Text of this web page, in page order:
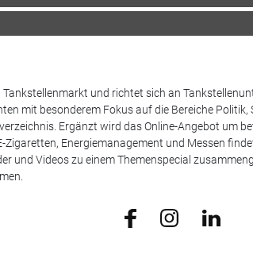
und richtet sich an
mit besonderem Fokus auf die Bereiche
Ergänzt wird das Online-Angebot um
Zigaretten, Energiemanagement und Messen
und Videos zu einem Themenspecial